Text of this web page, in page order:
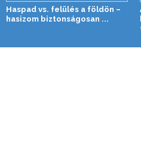
Haspad vs. felülés a földön –
hasizom biztonságosan ...